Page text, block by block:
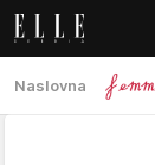
Naslovna